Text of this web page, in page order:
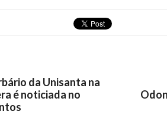
da Unisanta na
é noticiada no